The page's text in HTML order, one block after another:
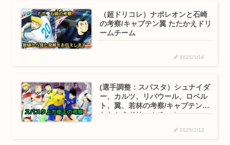
（超ドリコレ）ナポレオンと石崎
の考察/キャプテン翼 たたかえドリ
ームチーム
2025/1/16
(選手調整：スパスタ）シュナイダ
ー、カルツ、リバウール、ロベル
ト、翼、若林の考察/キャプテン翼
たたかえドリームチーム
2025/1/12